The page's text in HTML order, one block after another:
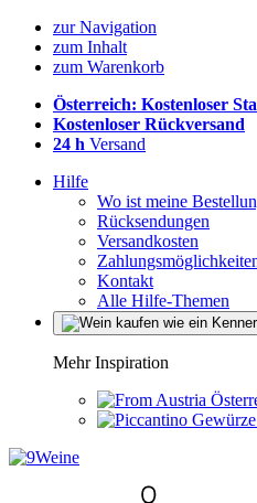
zur Navigation
zum Inhalt
zum Warenkorb
Österreich: Kostenloser
Kostenloser Rückversand
24 h Versand
Hilfe
Wo ist meine
Rücksendungen
Versandkosten
Kontakt
Alle Hilfe-Themen
Mehr Inspiration